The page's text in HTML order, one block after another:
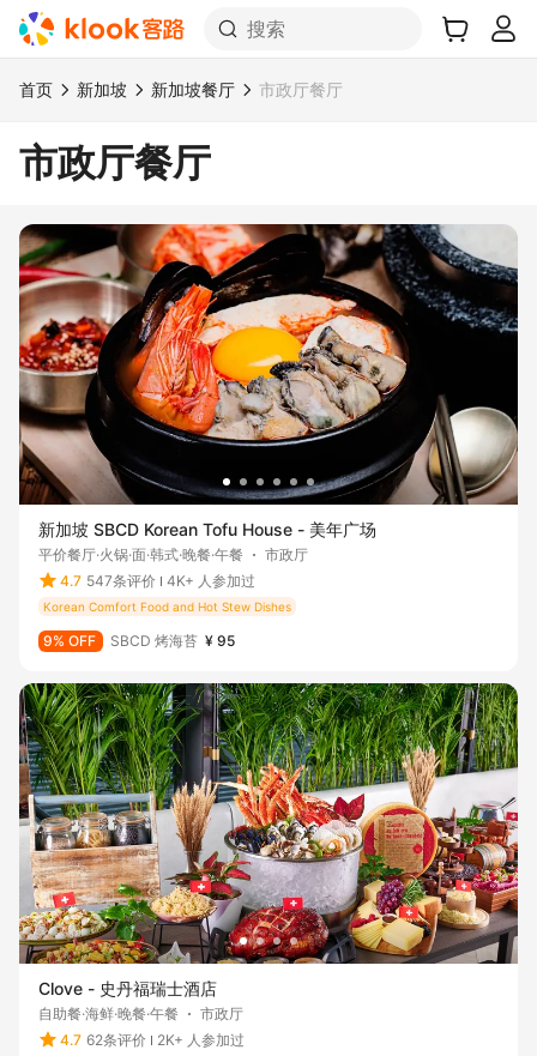
搜索
首页 新加坡 新加坡餐厅 市政厅餐厅
市政厅餐厅
新加坡 SBCD Korean Tofu House - 美年广场
平价餐厅·火锅·面·韩式·晚餐·午餐
市政厅
4.7 547条评价 4K+ 人参加过
Korean Comfort Food and Hot Stew Dishes
9% OFF SBCD 烤海苔 ¥ 95
Clove - 史丹福瑞士酒店
自助餐·海鲜·晚餐·午餐
市政厅
4.7 62条评价
2K+ 人参加过